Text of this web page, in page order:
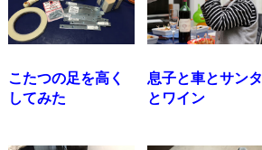
こたつの足を高く
してみた
息子と車とサンタ
とワイン